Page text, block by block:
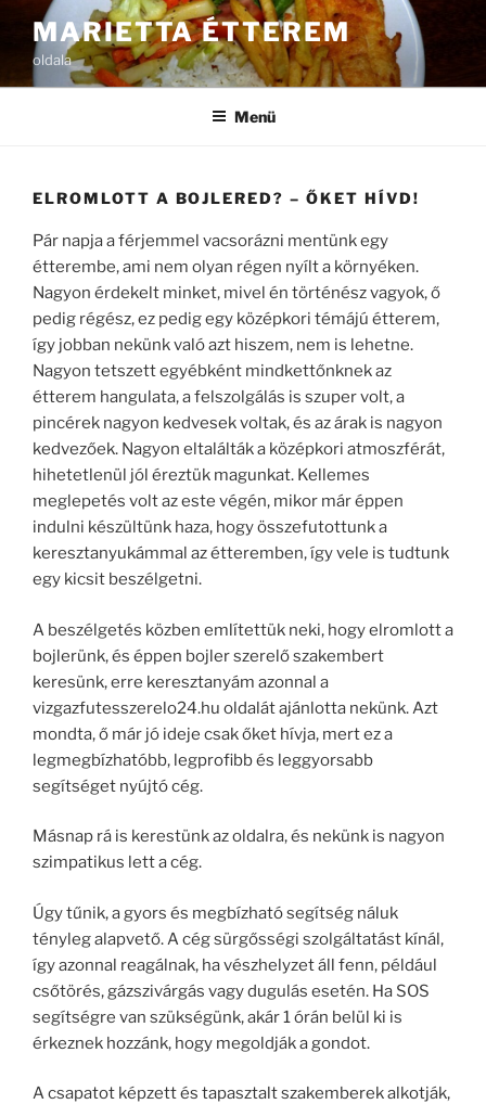
Tartalomhoz
MARIETTA ÉTTEREM
oldala
Menü
ELROMLOTT A BOJLERED? – ŐKET HÍVD!
Pár napja a férjemmel vacsorázni mentünk egy
étterembe, ami nem olyan régen nyílt a környéken.
Nagyon érdekelt minket, mivel én történész vagyok, ő
pedig régész, ez pedig egy középkori témájú étterem,
így jobban nekünk való azt hiszem, nem is lehetne.
Nagyon tetszett egyébként mindkettőnknek az
étterem hangulata, a felszolgálás is szuper volt, a
pincérek nagyon kedvesek voltak, és az árak is nagyon
kedvezőek. Nagyon eltalálták a középkori atmoszférát,
hihetetlenül jól éreztük magunkat. Kellemes
meglepetés volt az este végén, mikor már éppen
indulni készültünk haza, hogy összefutottunk a
keresztanyukámmal az étteremben, így vele is tudtunk
egy kicsit beszélgetni.
A beszélgetés közben említettük neki, hogy elromlott a
bojlerünk, és éppen bojler szerelő szakembert
keresünk, erre keresztanyám azonnal a
vizgazfutesszerelo24.hu oldalát ajánlotta nekünk. Azt
mondta, ő már jó ideje csak őket hívja, mert ez a
legmegbízhatóbb, legprofibb és leggyorsabb
segítséget nyújtó cég.
Másnap rá is kerestünk az oldalra, és nekünk is nagyon
szimpatikus lett a cég.
Úgy tűnik, a gyors és megbízható segítség náluk
tényleg alapvető. A cég sürgősségi szolgáltatást kínál,
így azonnal reagálnak, ha vészhelyzet áll fenn, például
csőtörés, gázszivárgás vagy dugulás esetén. Ha SOS
segítségre van szükségünk, akár 1 órán belül ki is
érkeznek hozzánk, hogy megoldják a gondot.
A csapatot képzett és tapasztalt szakemberek alkotják,